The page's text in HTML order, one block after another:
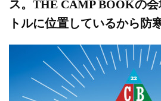
ス。THE CAMP BOOKの会
トルに位置しているから防